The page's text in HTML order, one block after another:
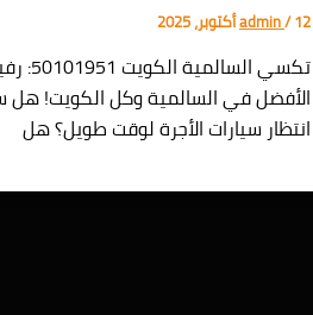
admin/12 أكتوبر، 2025
تكسي
الأفضل في السالمية وكل الكويت!
انتظار سيارات الأجرة لوقت طويل؟ هل